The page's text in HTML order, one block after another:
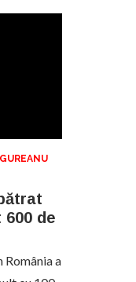
de
a